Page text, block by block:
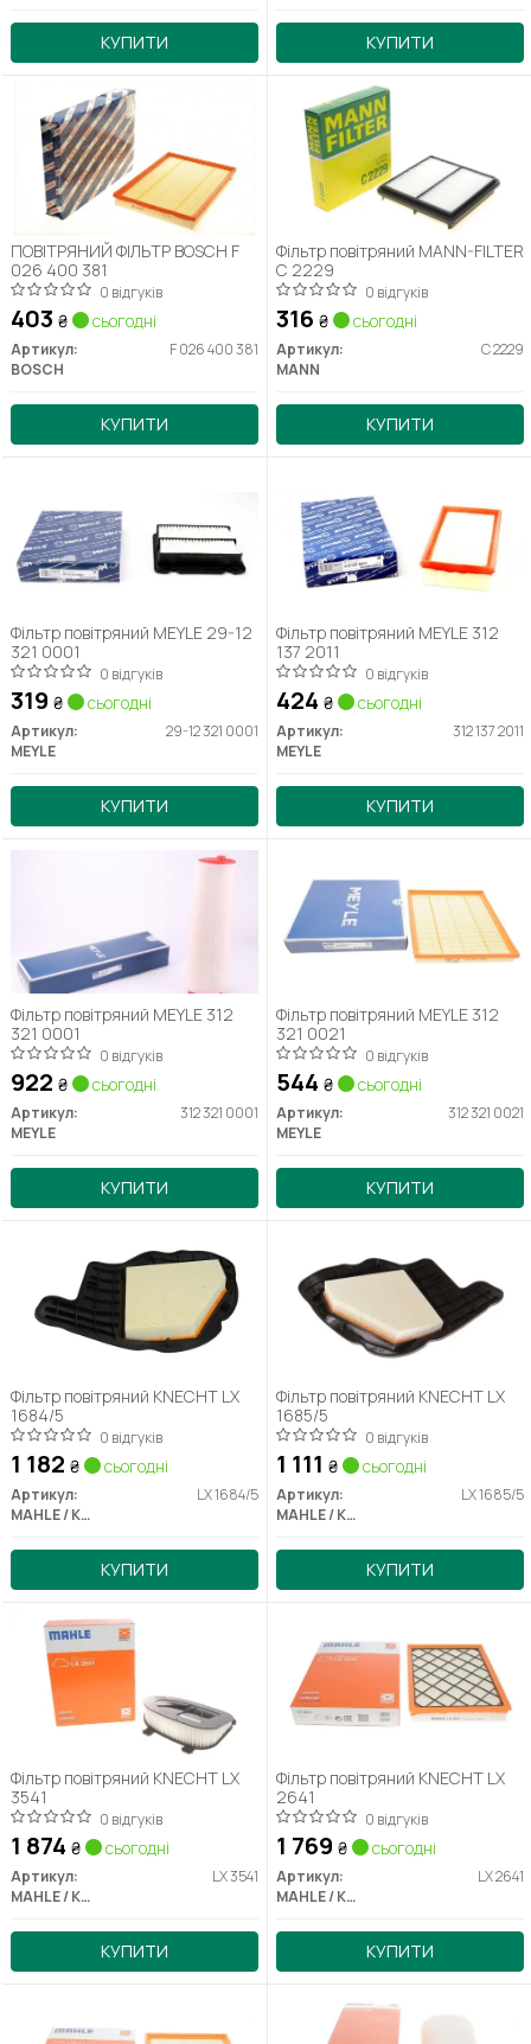
КУПИТИ КУПИТИ
ПОВІТРЯНИЙ ФІЛЬТР BOSCH F
026 400 381
0 відгуків
403 ₴ сьогодні
Артикул:
F 026 400 381
BOSCH
КУПИТИ
Фільтр повітряний MANN-FILTER
C 2229
0 відгуків
316 ₴ сьогодні
Артикул:
C 2229
MANN
КУПИТИ
Фільтр повітряний MEYLE 29-12
321 0001
0 відгуків
319 ₴ сьогодні
Артикул:
29-12 321 0001
MEYLE
КУПИТИ
Фільтр повітряний MEYLE 312
137 2011
0 відгуків
424 ₴ сьогодні
Артикул:
312 137 2011
MEYLE
КУПИТИ
Фільтр повітряний MEYLE 312
321 0001
0 відгуків
922 ₴ сьогодні
Артикул:
312 321 0001
MEYLE
КУПИТИ
Фільтр повітряний MEYLE 312
321 0021
0 відгуків
544 ₴ сьогодні
Артикул:
312 321 0021
MEYLE
КУПИТИ
Фільтр повітряний KNECHT LX
1684/5
0 відгуків
1 182 ₴ сьогодні
Артикул:
LX 1684/5
MAHLE / KNECHT
КУПИТИ
Фільтр повітряний KNECHT LX
1685/5
0 відгуків
1 111 ₴ сьогодні
Артикул:
LX 1685/5
MAHLE / KNECHT
КУПИТИ
Фільтр повітряний KNECHT LX
3541
0 відгуків
1 874 ₴ сьогодні
Артикул:
LX 3541
MAHLE / KNECHT
КУПИТИ
Фільтр повітряний KNECHT LX
2641
0 відгуків
1 769 ₴ сьогодні
Артикул:
LX 2641
MAHLE / KNECHT
КУПИТИ